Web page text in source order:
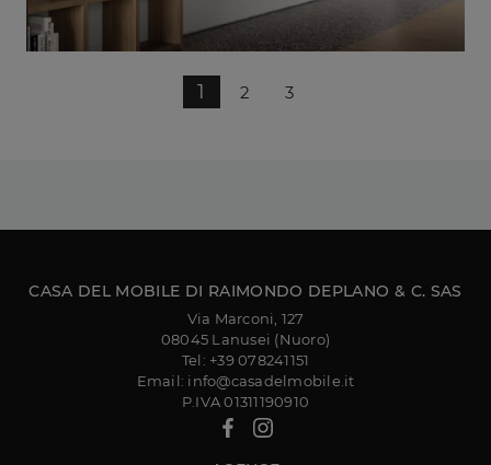
1 2 3
CASA DEL MOBILE DI RAIMONDO DEPLANO & C. SAS
Via Marconi, 127
08045 Lanusei (Nuoro)
Tel: +39 078241151
Email: info@casadelmobile.it
P.IVA 01311190910